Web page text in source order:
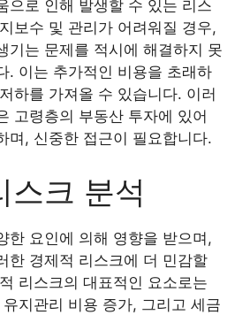
으로 인해 발생할 수 있는 리스
보수 및 관리가 어려워질 경우,
기는 문제를 적시에 해결하지 못
. 이는 추가적인 비용을 초래하
하를 가져올 수 있습니다. 이러
고령층의 부동산 투자에 있어
며, 신중한 접근이 필요합니다.
스크 분석
한 요인에 의해 영향을 받으며,
한 경제적 리스크에 더 민감할
리스크의 대표적인 요소로는
지관리 비용 증가, 그리고 세금